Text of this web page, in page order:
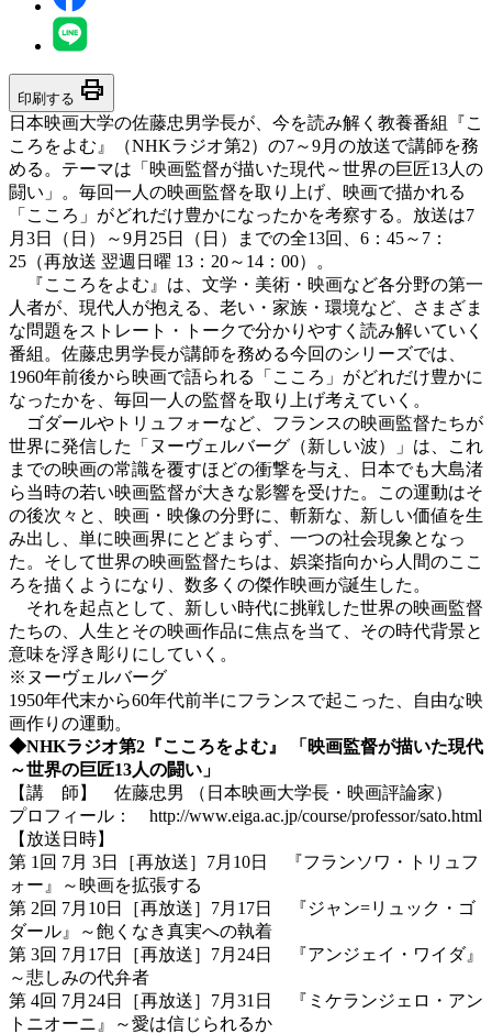
印刷する print
日本映画大学の佐藤忠男学長が、今を読み解く教養番組『こ
ころをよむ』（NHKラジオ第2）の7～9月の放送で講師を務
める。テーマは「映画監督が描いた現代～世界の巨匠13人の
闘い」。毎回一人の映画監督を取り上げ、映画で描かれる
「こころ」がどれだけ豊かになったかを考察する。放送は7
月3日（日）～9月25日（日）までの全13回、6：45～7：
25（再放送 翌週日曜 13：20～14：00）。
『こころをよむ』は、文学・美術・映画など各分野の第一
人者が、現代人が抱える、老い・家族・環境など、さまざま
な問題をストレート・トークで分かりやすく読み解いていく
番組。佐藤忠男学長が講師を務める今回のシリーズでは、
1960年前後から映画で語られる「こころ」がどれだけ豊かに
なったかを、毎回一人の監督を取り上げ考えていく。
ゴダールやトリュフォーなど、フランスの映画監督たちが
世界に発信した「ヌーヴェルバーグ（新しい波）」は、これ
までの映画の常識を覆すほどの衝撃を与え、日本でも大島渚
ら当時の若い映画監督が大きな影響を受けた。この運動はそ
の後次々と、映画・映像の分野に、斬新な、新しい価値を生
み出し、単に映画界にとどまらず、一つの社会現象となっ
た。そして世界の映画監督たちは、娯楽指向から人間のここ
ろを描くようになり、数多くの傑作映画が誕生した。
それを起点として、新しい時代に挑戦した世界の映画監督
たちの、人生とその映画作品に焦点を当て、その時代背景と
意味を浮き彫りにしていく。
※ヌーヴェルバーグ
1950年代末から60年代前半にフランスで起こった、自由な映
画作りの運動。
◆NHKラジオ第2『こころをよむ』 「映画監督が描いた現代
～世界の巨匠13人の闘い」
【講 師】 佐藤忠男 （日本映画大学長・映画評論家）
プロフィール： http://www.eiga.ac.jp/course/professor/sato.html
【放送日時】
第 1回 7月 3日［再放送］7月10日 『フランソワ・トリュフ
ォー』～映画を拡張する
第 2回 7月10日［再放送］7月17日 『ジャン=リュック・ゴ
ダール』～飽くなき真実への執着
第 3回 7月17日［再放送］7月24日 『アンジェイ・ワイダ』
～悲しみの代弁者
第 4回 7月24日［再放送］7月31日 『ミケランジェロ・アン
トニオーニ』～愛は信じられるか